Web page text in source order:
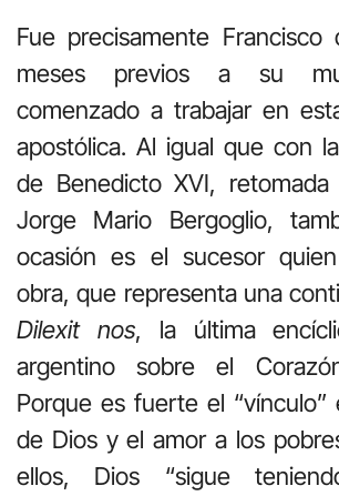
Fue precisamente
meses previos a su
comenzado a trabajar en
apostólica. Al igual que con la
de Benedicto XVI,
Jorge Mario Bergoglio,
ocasión es el sucesor
obra, que representa una
Dilexit nos, la última
argentino sobre el
Porque es fuerte el
de Dios y el amor a los
ellos, Dios “sigue